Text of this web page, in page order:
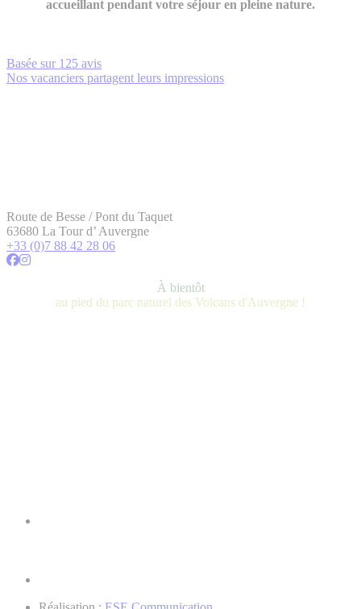
accueillant pendant votre séjour en pleine nature.
Basée sur 125 avis
Nos vacanciers partagent leurs impressions
Route de Besse / Pont du Taquet
63680 La Tour d’ Auvergne
+33 (0)7 88 42 28 06
À bientôt
au pied du parc naturel des Volcans d'Auvergne !